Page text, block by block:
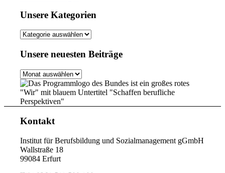
Unsere Kategorien
Unsere
Unsere neuesten Beiträge
Unsere
neuesten
Beiträge
Kontakt
Institut für Berufsbildung und Sozialmanagement gGmbH
Wallstraße 18
99084 Erfurt